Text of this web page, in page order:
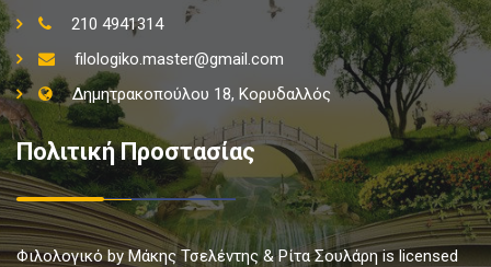
210 4941314
filologiko.master@gmail.com
Δημητρακοπούλου 18, Κορυδαλλός
Πολιτική Προστασίας
Φιλολογικό by Μάκης Τσελέντης & Ρίτα Σουλάρη is licensed